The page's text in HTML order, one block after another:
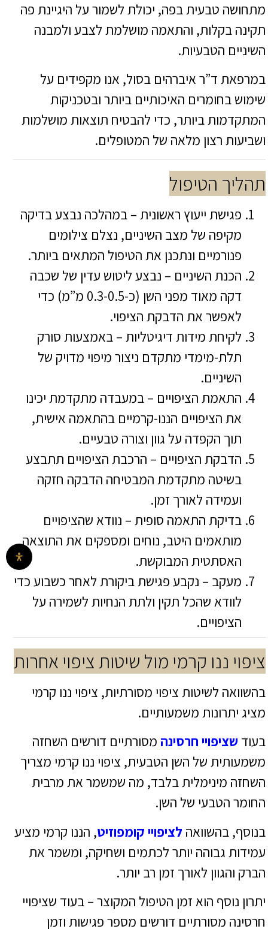
מתחושה טבעית בפה, יכולת לשמור על היגיינת פה
תקינה בקלות, והתאמה מושלמת לצבע ולמבנה
השיניים הטבעיות.
במרפאת ד”ר איברהים בסול, אנו מקפידים על
שימוש בחומרים האיכותיים ביותר ובטכניקות
המתקדמות ביותר, כדי להבטיח תוצאות מושלמות
ושביעות רצון מלאה של המטופלים.
תהליך הטיפול
פגישת ייעוץ ראשונית – במהלכה נבצע בדיקה
מקיפה של מצב השיניים, נצלם צילומים
פנורמיים ונתכנן את הטיפול המתאים ביותר.
הכנת השיניים – נבצע ליטוש עדין של שכבה
דקה מאוד מפני השן (כ-0.3-0.5 מ”מ) כדי
לאפשר את הדבקת הציפוי.
לקיחת מידות דיגיטליות – באמצעות סורק
תלת-מימדי מתקדם ניצור מיפוי מדויק של
השיניים.
התאמת הציפויים – במעבדה מתקדמת יכינו
את הציפויים הננו-קרמיים בהתאמה אישית,
תוך הקפדה על גוון וצורה טבעיים.
הדבקת הציפויים – הרכבת הציפויים תתבצע
בשיטה מתקדמת המבטיחה הדבקה חזקה
ועמידה לאורך זמן.
בדיקת התאמה סופית – נוודא שהציפויים
מותאמים היטב, נוחים ומספקים את התוצאה
האסתטית המבוקשת.
מעקב – נקבע פגישת ביקורת לאחר כשבוע כדי
לוודא שהכל תקין ולתת הנחיות לשמירה על
הציפויים.
ציפוי ננו קרמי מול שיטות ציפוי אחרות
בהשוואה לשיטות ציפוי מסורתיות, ציפוי ננו קרמי
מציג יתרונות משמעותיים.
בעוד שציפויי חרסינה מסורתיים דורשים השחזה
משמעותית של השן הטבעית, ציפוי ננו קרמי מצריך
השחזה מינימלית בלבד, מה שמשמר את מרבית
החומר הטבעי של השן.
בנוסף, בהשוואה לציפויי קומפוזיט, הננו קרמי מציע
עמידות גבוהה יותר לכתמים ושחיקה, ומשמר את
הברק והגוון לאורך זמן רב יותר.
יתרון נוסף הוא זמן הטיפול המקוצר – בעוד שציפויי
חרסינה מסורתיים דורשים מספר פגישות וזמן